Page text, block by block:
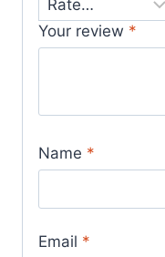
Your review *
Name *
Email *